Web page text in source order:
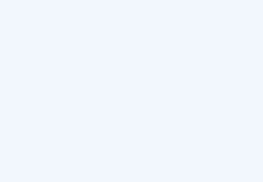
onlarca eğitim seni bekliyor!